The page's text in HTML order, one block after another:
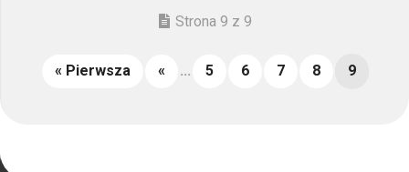
Strona 9 z 9
« Pierwsza « ... 5 6 7 8 9